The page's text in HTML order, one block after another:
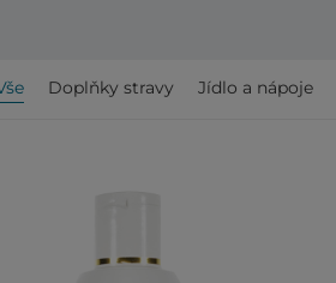
Doplňky stravy Jídlo a nápoje